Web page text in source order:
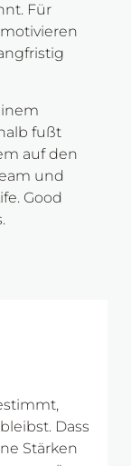
Für
fußt
auf den
und
Good
Dass
Stärken